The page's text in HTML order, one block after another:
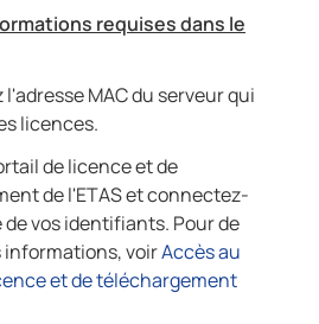
requises dans le
MAC du serveur qui
licences.
de licence et de
de l'ETAS et connectez-
de vos identifiants. Pour de
informations, voirAccès au
et de téléchargement